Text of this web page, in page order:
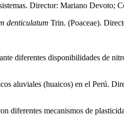
Director: Mariano Devoto;
denticulatum Trin. (Poaceae).
diferentes disponibilidades de
aluviales (huaicos) en el Perú.
diferentes mecanismos de